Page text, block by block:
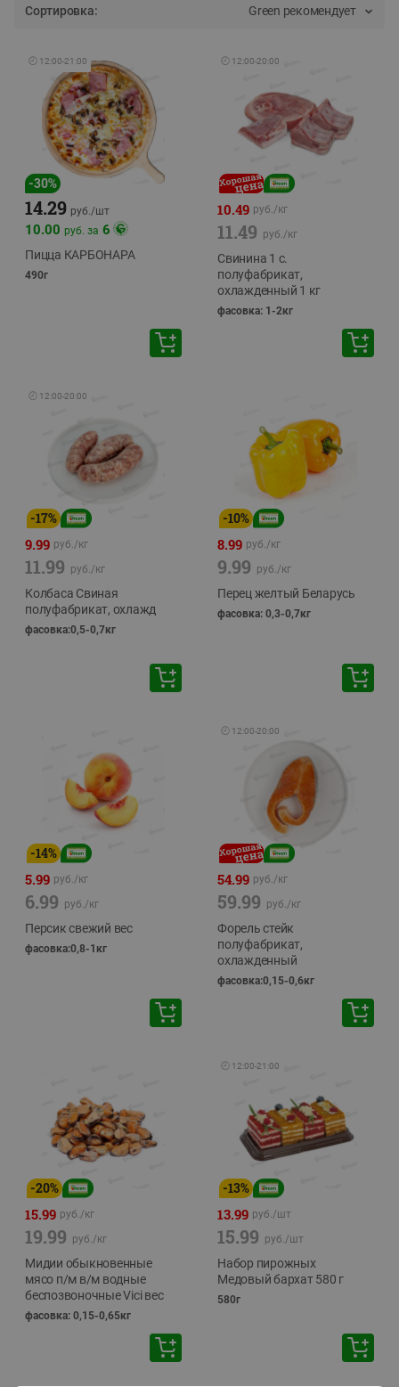
Сортировка: Green рекомендует
🕘 12:00-21:00
-30%
14.29 руб./шт
10.00 руб. за 6
Пицца КАРБОНАРА
490г
🕘 12:00-20:00
10.49 руб./кг
11.49 руб./кг
Свинина 1 с.
полуфабрикат,
охлажденный 1 кг
фасовка: 1-2кг
🕘 12:00-20:00
-17%
9.99 руб./кг
11.99 руб./кг
Колбаса Свиная
полуфабрикат, охлажд
фасовка:0,5-0,7кг
-10%
8.99 руб./кг
9.99 руб./кг
Перец желтый Беларусь
фасовка: 0,3-0,7кг
-14%
5.99 руб./кг
6.99 руб./кг
Персик свежий вес
фасовка:0,8-1кг
🕘 12:00-20:00
54.99 руб./кг
59.99 руб./кг
Форель стейк
полуфабрикат,
охлажденный
фасовка:0,15-0,6кг
-20%
15.99 руб./кг
19.99 руб./кг
Мидии обыкновенные
мясо п/м в/м водные
беспозвоночные Vici вес
фасовка: 0,15-0,65кг
🕘 12:00-21:00
-13%
13.99 руб./шт
15.99 руб./шт
Набор пирожных
Медовый бархат 580 г
580г